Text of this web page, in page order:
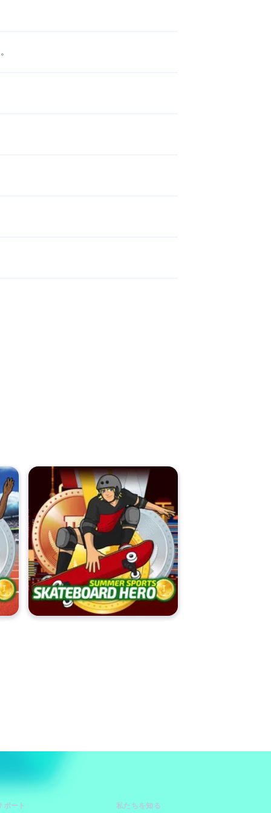
ポート 私たちを知る